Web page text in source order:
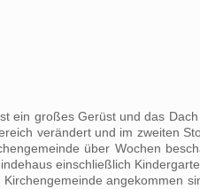
ein großes Gerüst und das
verändert und im zweiten
über Wochen
einschließlich
angekommen